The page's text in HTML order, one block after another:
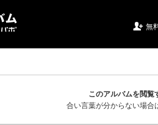
 無
このアルバムを閲覧
合い言葉が分からない場合